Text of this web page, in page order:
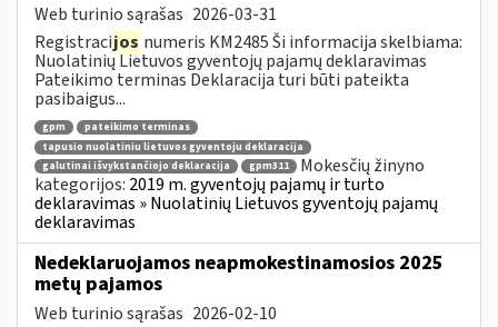
Web turinio sąrašas 2026-03-31
Registracijos numeris KM2485 Ši informacija skelbiama:
Nuolatinių Lietuvos gyventojų pajamų deklaravimas
Pateikimo terminas Deklaracija turi būti pateikta
pasibaigus...
gpm
pateikimo terminas
tapusio nuolatiniu lietuvos gyventoju deklaracija
galutinai išvykstančiojo deklaracija
gpm311
Mokesčių žinyno
kategorijos: 2019 m. gyventojų pajamų ir turto
deklaravimas » Nuolatinių Lietuvos gyventojų pajamų
deklaravimas
Nedeklaruojamos neapmokestinamosios 2025
metų pajamos
Web turinio sąrašas 2026-02-10